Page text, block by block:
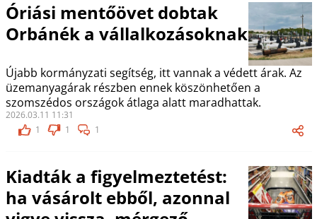
Óriási mentőövet dobtak
Orbánék a vállalkozásoknak
Újabb kormányzati segítség, itt vannak a védett árak. Az
üzemanyagárak részben ennek köszönhetően a
szomszédos országok átlaga alatt maradhattak.
2026.03.11 11:31
1
1 1
Kiadták a figyelmeztetést:
ha vásárolt ebből, azonnal